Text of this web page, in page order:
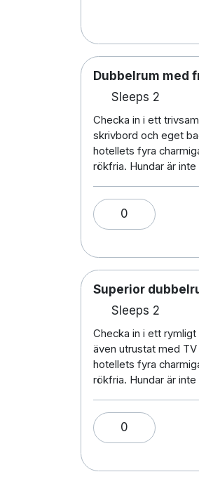
Dubbelrum med
Sleeps 2
Checka in i ett
skrivbord och eget
hotellets fyra
rökfria. Hundar är
0
Superior
Sleeps 2
Checka in i ett
även utrustat med
hotellets fyra
rökfria. Hundar är
0